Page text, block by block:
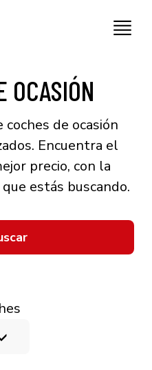
OCASIÓN
de ocasión
Encuentra el
precio, con la
estás buscando.